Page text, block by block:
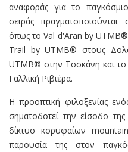
αναφοράς για το
σειράς
όπως το Val d'Aran by
Trail by UTMB® στους
UTMB® στην Τοσκάνη και
Γαλλική Ριβιέρα.
Η προοπτική φιλοξενίας
σηματοδοτεί την είσοδο
δίκτυο κορυφαίων
παρουσία της στον